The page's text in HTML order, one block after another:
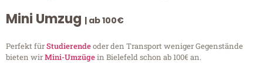
Mini Umzug | ab 100€
Perfekt fürStudierendeoder den Transport weniger Gegenstände
bieten wirMini-Umzügein Bielefeld schon ab 100€ an.